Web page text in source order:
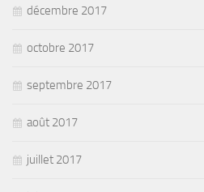
décembre 2017
octobre 2017
septembre 2017
août 2017
juillet 2017